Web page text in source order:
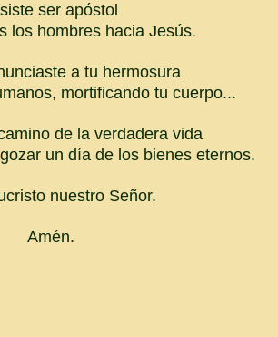
ser apóstol
los hombres hacia Jesús.
a tu hermosura
mortificando tu cuerpo...
de la verdadera vida
un día de los bienes eternos.
nuestro Señor.
Amén.